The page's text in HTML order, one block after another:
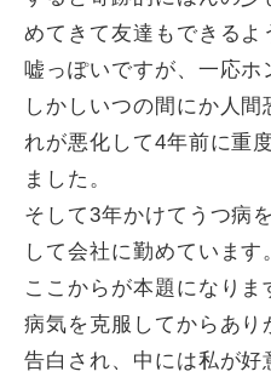
めてきて友達もできるよ
嘘っぽいですが、一応
しかしいつの間にか人
れが悪化して4年前に重
ました。
そして3年かけてうつ病
して会社に勤めています
ここからが本題になりま
病気を克服してからあ
告白され、中には私が好